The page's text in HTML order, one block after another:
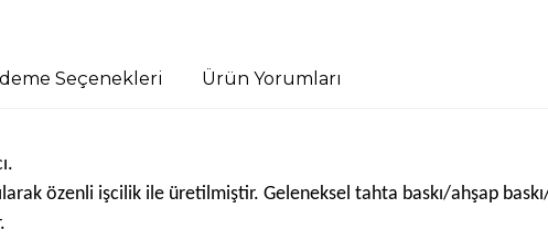
Seçenekleri Ürün Yorumları
özenli işcilik ile üretilmiştir. Geleneksel tahta baskı/ahşap